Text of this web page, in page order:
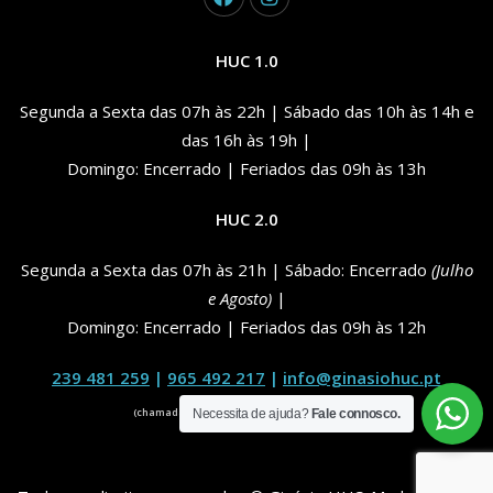
HUC 1.0
Segunda a Sexta das 07h às 22h | Sábado das 10h às 14h e
das 16h às 19h |
Domingo: Encerrado | Feriados das 09h às 13h
HUC 2.0
Segunda a Sexta das 07h às 21h | Sábado: Encerrado (Julho
e Agosto)|
Domingo: Encerrado | Feriados das 09h às 12h
239 481 259 | 965 492 217 | info@ginasiohuc.pt
(chamada para a rede fixa e móvel nacional)
Necessita de ajuda? Fale connosco.